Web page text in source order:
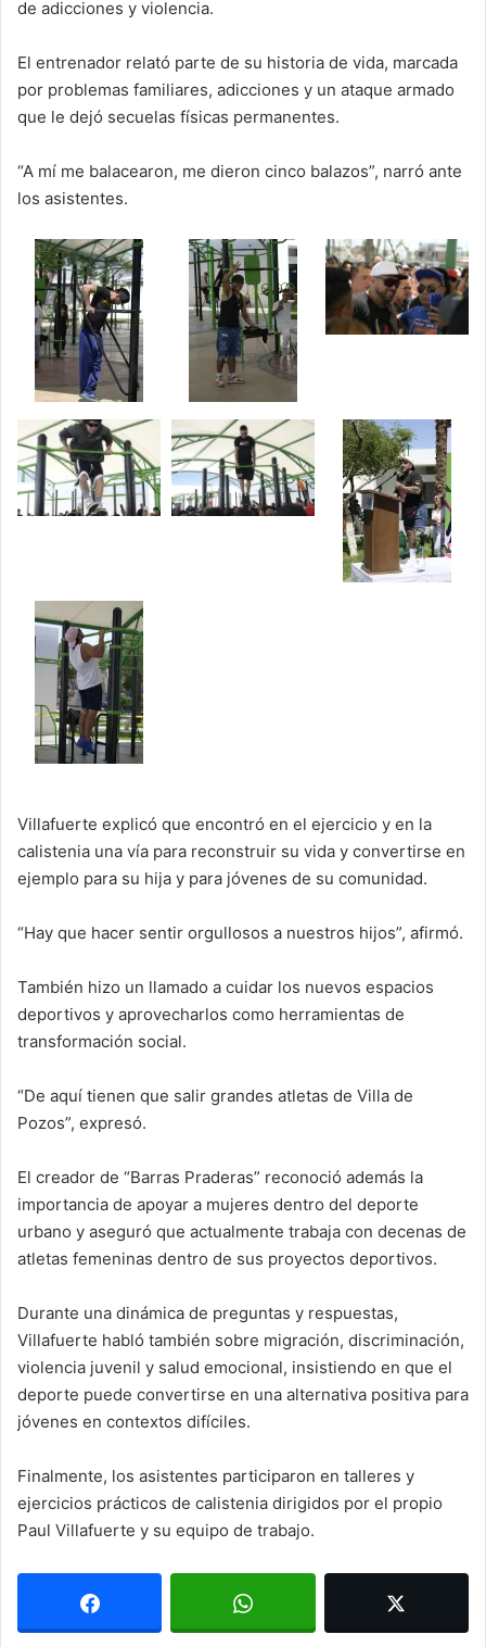
de adicciones y violencia.
El entrenador relató parte de su historia de vida, marcada
por problemas familiares, adicciones y un ataque armado
que le dejó secuelas físicas permanentes.
“A mí me balacearon, me dieron cinco balazos”, narró ante
los asistentes.
Villafuerte explicó que encontró en el ejercicio y en la
calistenia una vía para reconstruir su vida y convertirse en
ejemplo para su hija y para jóvenes de su comunidad.
“Hay que hacer sentir orgullosos a nuestros hijos”, afirmó.
También hizo un llamado a cuidar los nuevos espacios
deportivos y aprovecharlos como herramientas de
transformación social.
“De aquí tienen que salir grandes atletas de Villa de
Pozos”, expresó.
El creador de “Barras Praderas” reconoció además la
importancia de apoyar a mujeres dentro del deporte
urbano y aseguró que actualmente trabaja con decenas de
atletas femeninas dentro de sus proyectos deportivos.
Durante una dinámica de preguntas y respuestas,
Villafuerte habló también sobre migración, discriminación,
violencia juvenil y salud emocional, insistiendo en que el
deporte puede convertirse en una alternativa positiva para
jóvenes en contextos difíciles.
Finalmente, los asistentes participaron en talleres y
ejercicios prácticos de calistenia dirigidos por el propio
Paul Villafuerte y su equipo de trabajo.